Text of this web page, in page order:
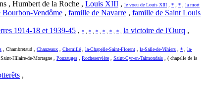
, Humbert de la Roche , Louis XIII , le voeu de Louis XIII , * , * , la mort
Bourbon-Vendôme , famille de Navarre , famille de Saint Louis
1914-18 et 1939-45 , * , * , * , * , * , * , la victoire de l'Ourq ,
, Chambretaud , Chanzeaux , Chemillé , la-Chapelle-Saint-Florent , la-Salle-de-Vihiers , * , la-
Hilaire-de-Mortagne , Pouzauges , Rocheservière , Saint-Cyr-en-Talmondais , ( chapelle de la
,